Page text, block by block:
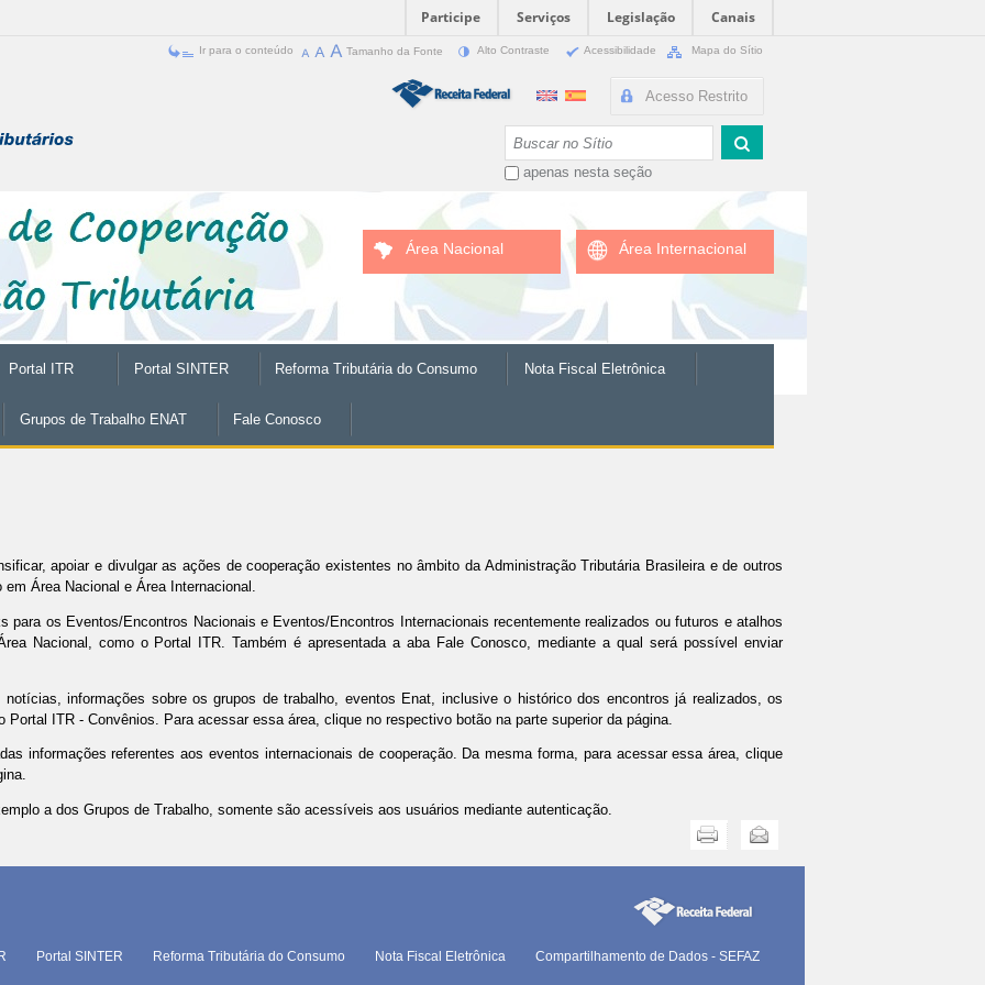
Participe Serviços Legislação
Canais
Ir para o conteúdo Tamanho da Fonte Alto Contraste Acessibilidade Mapa do Sítio
Acesso Restrito
apenas nesta seção
Área Nacional Área Internacional
Portal ITR Portal SINTER Reforma Tributária do Consumo Nota Fiscal Eletrônica
Grupos de Trabalho ENAT Fale Conosco
apoiar e divulgar as ações de cooperação existentes no âmbito da Administração Tributária Brasileira e de outros
em Área Nacional e Área Internacional.
para os Eventos/Encontros Nacionais e Eventos/Encontros Internacionais recentemente realizados ou futuros e atalhos
Nacional, como o Portal ITR. Também é apresentada a aba Fale Conosco, mediante a qual será possível enviar
notícias, informações sobre os grupos de trabalho, eventos Enat, inclusive o histórico dos encontros já realizados, os
ITR - Convênios. Para acessar essa área, clique no respectivo botão na parte superior da página.
informações referentes aos eventos internacionais de cooperação. Da mesma forma, para acessar essa área, clique
a dos Grupos de Trabalho, somente são acessíveis aos usuários mediante autenticação.
Enviar
Portal SINTER Reforma Tributária do Consumo Nota Fiscal Eletrônica
Compartilhamento de Dados - SEFAZ